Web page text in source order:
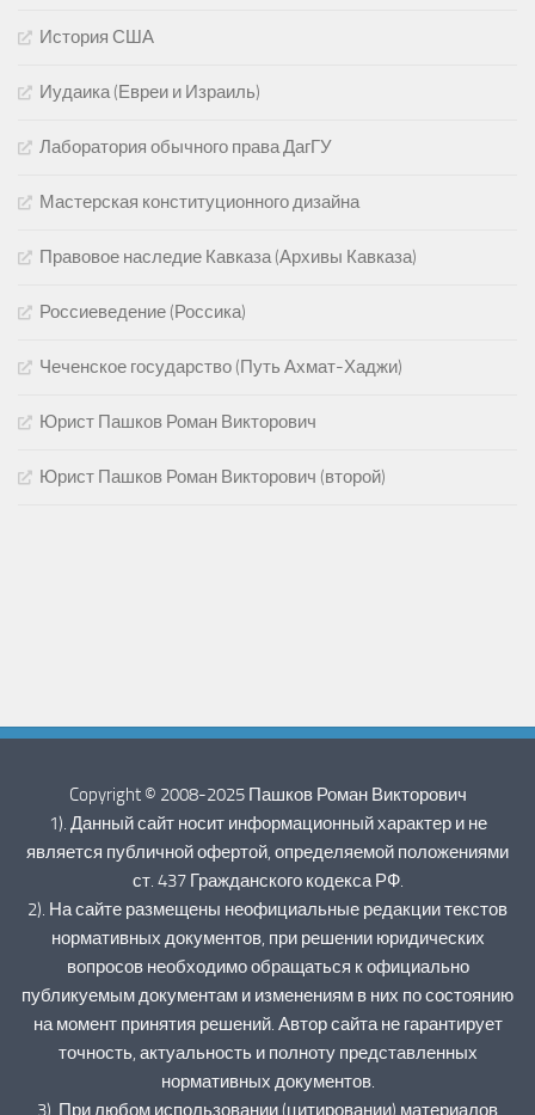
История США
Иудаика (Евреи и Израиль)
Лаборатория обычного права ДагГУ
Мастерская конституционного дизайна
Правовое наследие Кавказа (Архивы Кавказа)
Россиеведение (Россика)
Чеченское государство (Путь Ахмат-Хаджи)
Юрист Пашков Роман Викторович
Юрист Пашков Роман Викторович (второй)
Copyright © 2008-2025 Пашков Роман Викторович
1). Данный сайт носит информационный характер и не
является публичной офертой, определяемой положениями
ст. 437 Гражданского кодекса РФ.
2). На сайте размещены неофициальные редакции текстов
нормативных документов, при решении юридических
вопросов необходимо обращаться к официально
публикуемым документам и изменениям в них по состоянию
на момент принятия решений. Автор сайта не гарантирует
точность, актуальность и полноту представленных
нормативных документов.
3). При любом использовании (цитировании) материалов